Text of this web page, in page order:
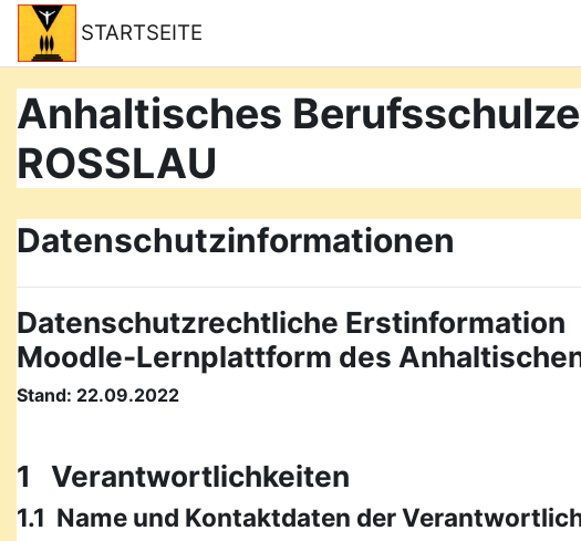
Salta al contenido principal
STARTSEITE
Anhaltisches
ROSSLAU
Datenschutzinformationen
Datenschutzrechtliche Erstinformation
Moodle-Lernplattform des
Stand: 22.09.2022
1 Verantwortlichkeiten
1.1 Name und Kontaktdaten der